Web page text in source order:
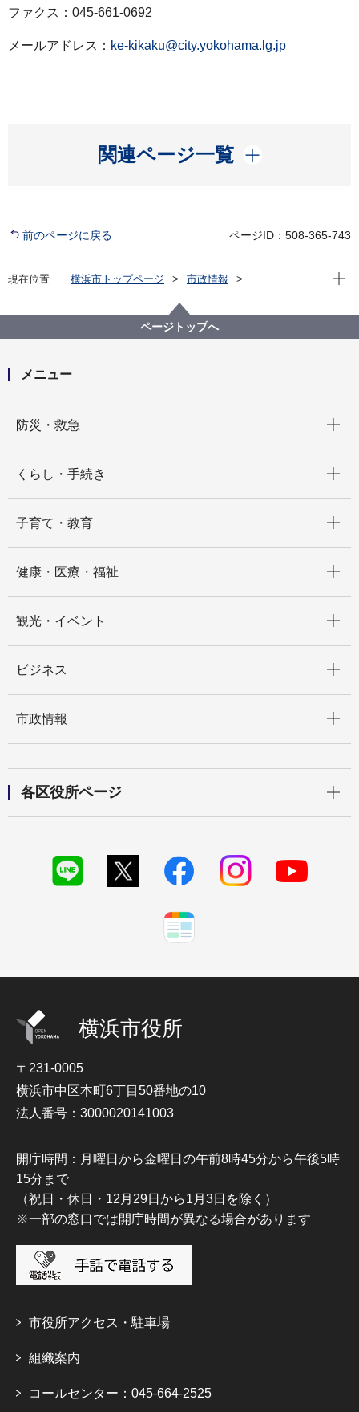
ファクス：045-661-0692
メールアドレス： ke-kikaku@city.yokohama.lg.jp
関連ページ一覧
開く
前のページに戻る ページID：508-365-743
現在位置 横浜市トップページ
市政情報
第136回横浜市景況・経営動向調査（令和８年３月実
施）（通常調査）
現在
ページトップへ
メニュー
防災・救急
くらし・手続き
子育て・教育
健康・医療・福祉
観光・イベント
ビジネス
市政情報
各区役所ページ
横浜市役所
〒231-0005
横浜市中区本町6丁目50番地の10
法人番号：3000020141003
開庁時間：月曜日から金曜日の午前8時45分から午後5時
15分まで
（祝日・休日・12月29日から1月3日を除く）
※一部の窓口では開庁時間が異なる場合があります
市役所アクセス・駐車場
組織案内
コールセンター：045-664-2525